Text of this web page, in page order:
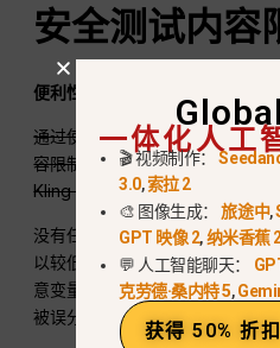
安全测试内容
便利性声明——并非无风险保证：
通过使用 GlobalGPT 这样的一
容限制，而不会给账户带来风险
Kling 之前，使用更广泛、更灵活
没有任何平台能完全消除政策或
以较低成本测试一个明确符合规
意变量，记录被拒绝的提示语和
被误分类时联系客服。.
一体化人工
🎬 视频制作：
3.0,索拉 2
🎨 图像生成：旅途中,
GPT 映像 2,纳米香蕉
💬 人工智能聊天：
克劳德·桑内特 5,
获得 50% 折